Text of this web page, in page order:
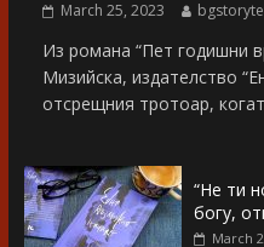
March 25, 2023
Из романа “Пет годишни
Мизийска, издателство
отсрещния тротоар,
“Не ти
богу,
March